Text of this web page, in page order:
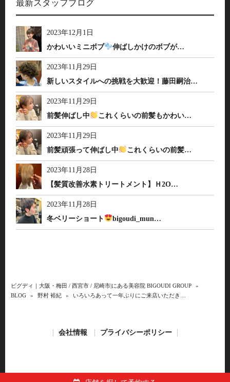
最新スタッフブログ
2023年12月1日
かわいいミニボブ
伸ばしかけのボブが…
2023年11月29日
新しいスタイルへの挑戦を大歓迎！藤田嗣治…
2023年11月29日
前髪伸ばし中
これくらいの前髪もかわい…
2023年11月29日
前髪頑張って伸ばし中
これくらいの前髪…
2023年11月28日
【髪質改善水素トリートメント】Ｈ2O…
2023年11月28日
冬ベリーショート
bigoudi_mun…
ビグディ｜大阪・梅田 / 西宮市 / 尼崎市|にある美容院 BIGOUDI GROUP
»
BLOG
» 野村 裕紀 » いろいろあって一年ぶりにご来店いただき…
会社情報 プライバシーポリシー